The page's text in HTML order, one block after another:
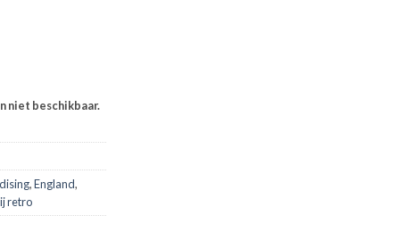
niet beschikbaar.
,England,
retro